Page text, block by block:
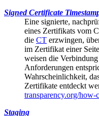
Signed Certificate
Eine signierte,
eines Zertifikats vom
die CT erzwingen,
im Zertifikat einer
weisen die
Anforderungen
Wahrscheinlichkeit,
Zertifikate entdeckt
transparency.org/how-
Staging